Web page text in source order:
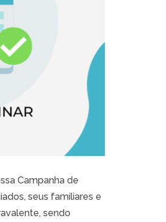
Campanha de
seus familiares e
sendo